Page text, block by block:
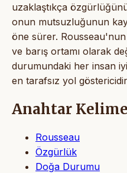
uzaklaştıkça
onun mutsuzluğunun
öne sürer.
ve barış ortamı olarak
durumundaki her insan
en tarafsız yol
Anahtar
Rousseau
Özgürlük
Doğa Durumu